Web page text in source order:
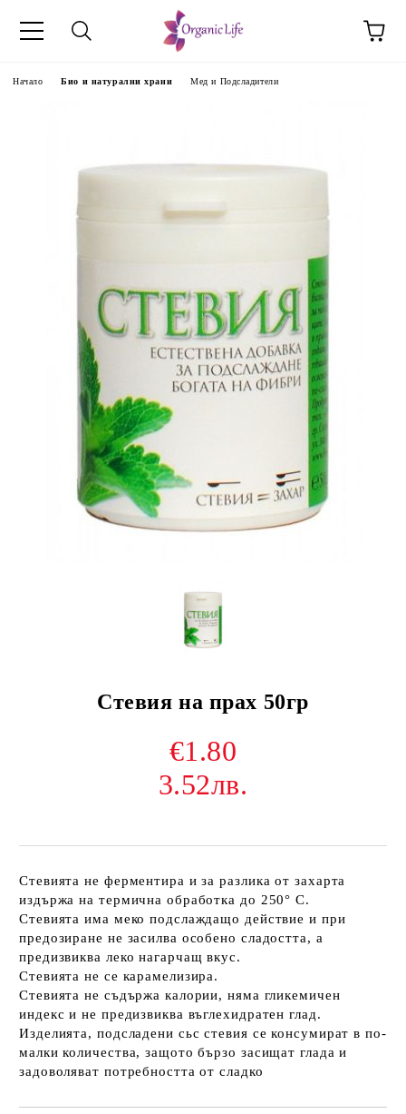
Начало Био и натурални храни Мед и Подсладители
Стевия на прах 50гр
€1.80
3.52лв.
Стевията не ферментира и за разлика от захарта
издържа на термична обработка до 250° С.
Стевията има меко подслаждащо действие и при
предозиране не засилва особено сладостта, а
предизвиква леко нагарчащ вкус.
Стевията не се карамелизира.
Стевията не съдържа калории, няма гликемичен
индекс и не предизвиква въглехидратен глад.
Изделията, подсладени сьс стевия се консумират в по-
малки количества, защото бързо засищат глада и
задоволяват потребността от сладко